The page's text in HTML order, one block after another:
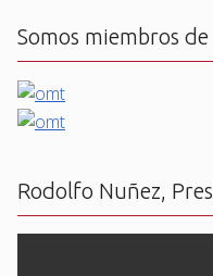
Somos miembros de
Rodolfo Nuñez,